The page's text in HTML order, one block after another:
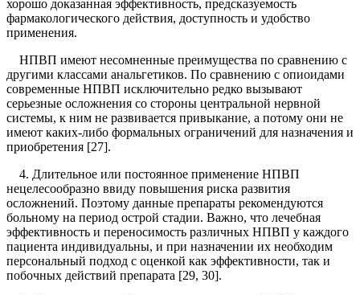
хорошо доказанная эффективность, предсказуемость
фармакологического действия, доступность и удобство
применения.
НПВП имеют несомненные преимущества по сравнению с
другими классами анальгетиков. По сравнению с опиоидами
современные НПВП исключительно редко вызывают
серьезные осложнения со стороны центральной нервной
системы, к ним не развивается привыкание, а потому они не
имеют каких-либо формальных ограничений для назначения и
приобретения [27].
4. Длительное или постоянное применение НПВП
нецелесообразно ввиду повышения риска развития
осложнений. Поэтому данные препараты рекомендуются
больному на период острой стадии. Важно, что лечебная
эффективность и переносимость различных НПВП у каждого
пациента индивидуальны, и при назначении их необходим
персональный подход с оценкой как эффективности, так и
побочных действий препарата [29, 30].